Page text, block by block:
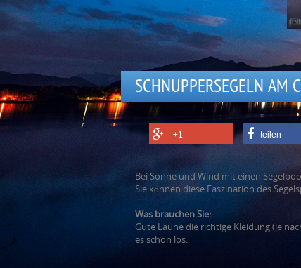
SCHNUPPERSEGELN AM
+1 teilen
Bei Sonne und Wind mit einen
Sie können diese Faszination des
Was brauchen Sie:
Gute Laune die richtige Kleidung (je
es schon los.